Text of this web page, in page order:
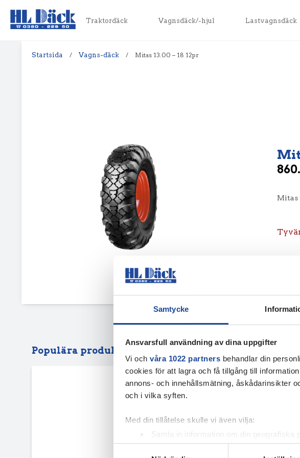
Samtycke
Ansvarsfull användning av dina uppgifter
Vi och våra 1022 partners behandlar din
cookies för att lagra och få tillgång till
annons- och innehållsmätning, åskådarinsikter
och i vilka syften.
Med din tillåtelse skulle vi även vilja:
Samla in information om din geografiska
Identifiera din enhet genom att aktivt
Traktordäck Vagnsdäck/-hjul Lastvagnsdäck
Startsida / Vagns-däck / Mitas 13.00 – 18 12pr
Mitas
Populära produkter